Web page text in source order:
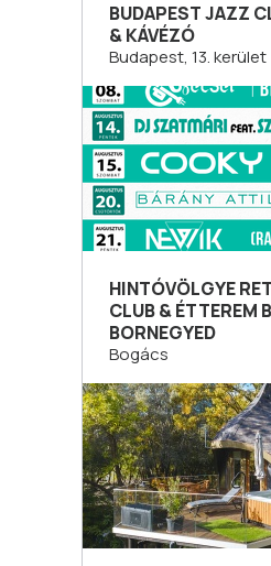
BUDAPEST JAZZ
& KÁVÉZÓ
Budapest, 13. kerület
HINTÓVÖLGYE
CLUB & ÉTTEREM
BORNEGYED
Bogács